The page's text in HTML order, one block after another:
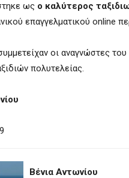
ως ο καλύτερος
επαγγελματικού online
οι αναγνώστες του
πολυτελείας.
Βένια Αντωνίου